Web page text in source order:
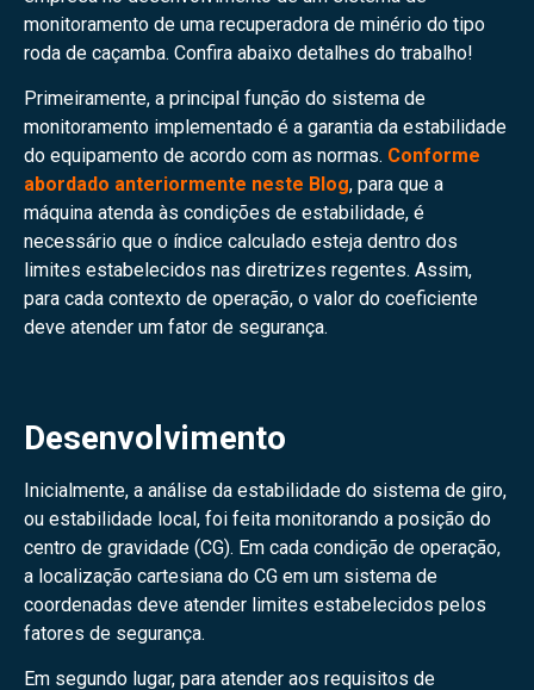
monitoramento de uma recuperadora de minério do tipo
roda de caçamba. Confira abaixo detalhes do trabalho!
Primeiramente, a principal função do sistema de
monitoramento implementado é a garantia da estabilidade
do equipamento de acordo com as normas. Conforme
abordado anteriormente neste Blog, para que a
máquina atenda às condições de estabilidade, é
necessário que o índice calculado esteja dentro dos
limites estabelecidos nas diretrizes regentes. Assim,
para cada contexto de operação, o valor do coeficiente
deve atender um fator de segurança.
Desenvolvimento
Inicialmente, a análise da estabilidade do sistema de giro,
ou estabilidade local, foi feita monitorando a posição do
centro de gravidade (CG). Em cada condição de operação,
a localização cartesiana do CG em um sistema de
coordenadas deve atender limites estabelecidos pelos
fatores de segurança.
Em segundo lugar, para atender aos requisitos de